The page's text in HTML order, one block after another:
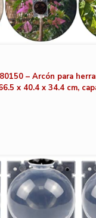
– Arcón para
x 40.4 x 34.4 cm,